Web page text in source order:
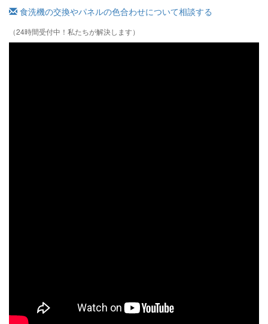
食洗機の交換やパネルの色合わせについて相談する
（24時間受付中！私たちが解決します）